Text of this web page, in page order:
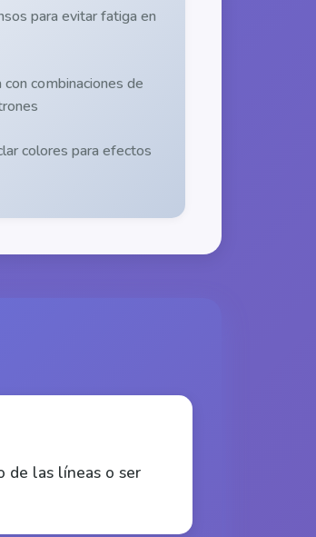
para evitar fatiga en
combinaciones de
colores para efectos
de las líneas o ser